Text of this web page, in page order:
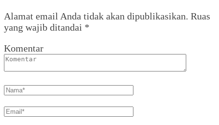
Alamat email Anda tidak akan dipublikasikan. Ruas
yang wajib ditandai *
Komentar